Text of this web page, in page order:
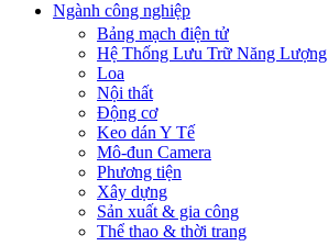
Ngành công nghiệp
Bảng mạch điện tử
Hệ Thống Lưu Trữ Năng Lượng
Loa
Nội thất
Động cơ
Keo dán Y Tế
Mô-đun Camera
Phương tiện
Xây dựng
Sản xuất & gia công
Thể thao & thời trang